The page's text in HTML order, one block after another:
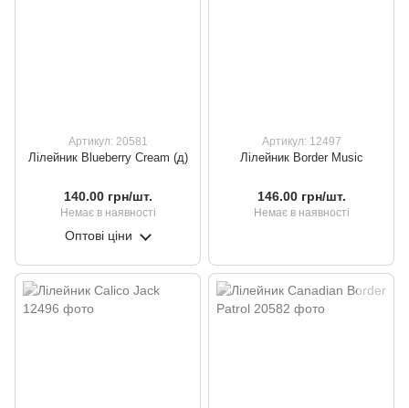
Артикул: 20581
Лілейник Blueberry Cream (д)
140.00 грн/шт.
Немає в наявності
Оптові ціни
Артикул: 12497
Лілейник Border Music
146.00 грн/шт.
Немає в наявності